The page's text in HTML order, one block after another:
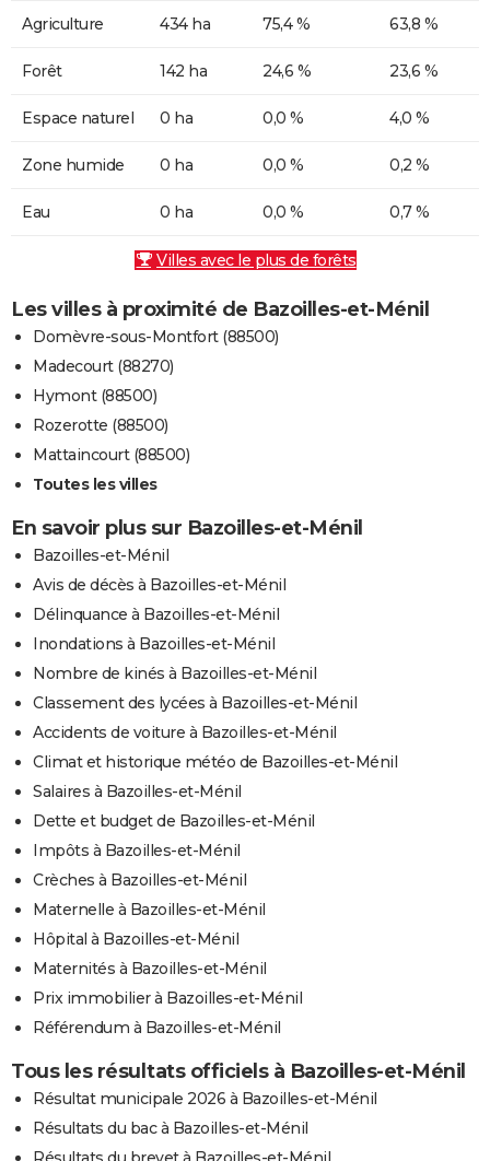
Agriculture 434 ha 75,4 % 63,8 %
Forêt 142 ha 24,6 % 23,6 %
Espace naturel 0 ha 0,0 % 4,0 %
Zone humide 0 ha 0,0 % 0,2 %
Eau 0 ha 0,0 % 0,7 %
Villes avec le plus de forêts
Les villes à proximité de Bazoilles-et-Ménil
Domèvre-sous-Montfort (88500)
Madecourt (88270)
Hymont (88500)
Rozerotte (88500)
Mattaincourt (88500)
Toutes les villes
En savoir plus sur Bazoilles-et-Ménil
Bazoilles-et-Ménil
Avis de décès à Bazoilles-et-Ménil
Délinquance à Bazoilles-et-Ménil
Inondations à Bazoilles-et-Ménil
Nombre de kinés à Bazoilles-et-Ménil
Classement des lycées à Bazoilles-et-Ménil
Accidents de voiture à Bazoilles-et-Ménil
Climat et historique météo de Bazoilles-et-Ménil
Salaires à Bazoilles-et-Ménil
Dette et budget de Bazoilles-et-Ménil
Impôts à Bazoilles-et-Ménil
Crèches à Bazoilles-et-Ménil
Maternelle à Bazoilles-et-Ménil
Hôpital à Bazoilles-et-Ménil
Maternités à Bazoilles-et-Ménil
Prix immobilier à Bazoilles-et-Ménil
Référendum à Bazoilles-et-Ménil
Tous les résultats officiels à Bazoilles-et-Ménil
Résultat municipale 2026 à Bazoilles-et-Ménil
Résultats du bac à Bazoilles-et-Ménil